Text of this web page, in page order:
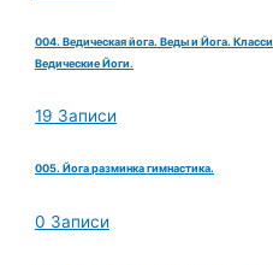
004. Ведическая йога. Веды и Йога.
Ведические Йоги.
19 Записи
005. Йога разминка гимнастика.
0 Записи